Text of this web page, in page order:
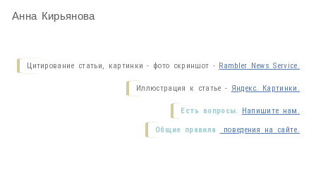
Анна Кирьянова
Цитирование статьи, картинки - фото скриншот - Rambler News Service.
Иллюстрация к статье - Яндекс. Картинки.
Есть вопросы. Напишите нам.
Общие правила поведения на сайте.